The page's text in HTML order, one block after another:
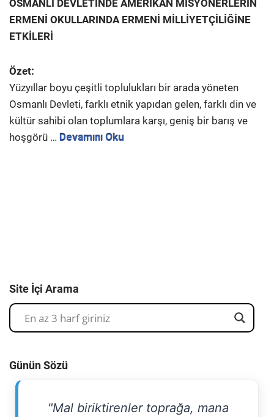
OSMANLI DEVLETİNDE AMERİKAN MİSYONERLERİN
ERMENİ OKULLARINDA ERMENİ MİLLİYETÇİLİĞİNE
ETKİLERİ
Özet:
Yüzyıllar boyu çeşitli toplulukları bir arada yöneten
Osmanlı Devleti, farklı etnik yapıdan gelen, farklı din ve
kültür sahibi olan toplumlara karşı, geniş bir barış ve
hoşgörü … Devamını Oku
Site İçi Arama
Günün Sözü
"Mal biriktirenler toprağa, mana